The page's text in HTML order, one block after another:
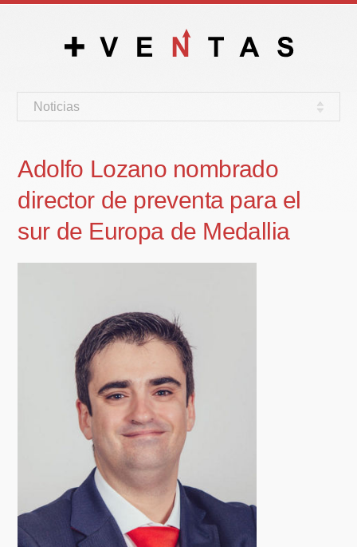
Noticias
Adolfo Lozano nombrado
director de preventa para el
sur de Europa de Medallia